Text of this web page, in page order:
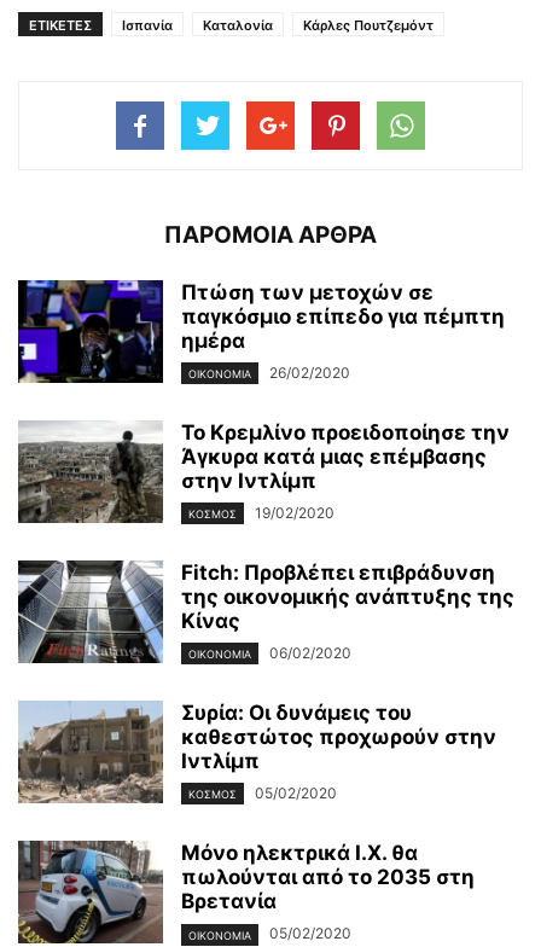
ΕΤΙΚΕΤΕΣ Ισπανία Καταλονία Κάρλες Πουτζεμόντ
ΠΑΡΟΜΟΙΑ ΑΡΘΡΑ
Πτώση των μετοχών σε
παγκόσμιο επίπεδο για πέμπτη
ημέρα
ΟΙΚΟΝΟΜΊΑ 26/02/2020
Το Κρεμλίνο προειδοποίησε την
Άγκυρα κατά μιας επέμβασης
στην Ιντλίμπ
ΚΌΣΜΟΣ 19/02/2020
Fitch: Προβλέπει επιβράδυνση
της οικονομικής ανάπτυξης της
Κίνας
ΟΙΚΟΝΟΜΊΑ 06/02/2020
Συρία: Οι δυνάμεις του
καθεστώτος προχωρούν στην
Ιντλίμπ
ΚΌΣΜΟΣ 05/02/2020
Μόνο ηλεκτρικά Ι.Χ. θα
πωλούνται από το 2035 στη
Βρετανία
ΟΙΚΟΝΟΜΊΑ 05/02/2020